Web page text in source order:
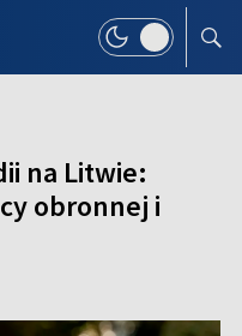
na Litwie:
obronnej i